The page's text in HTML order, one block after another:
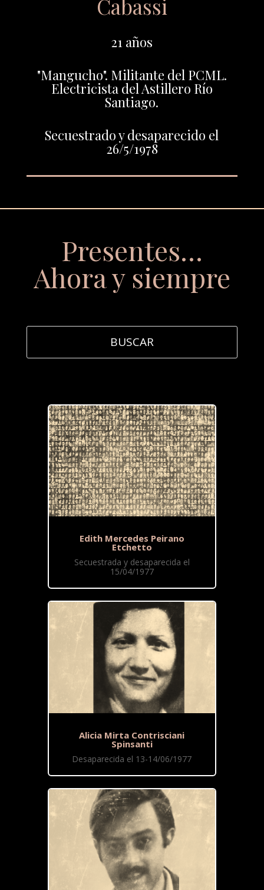
Cabassi
21 años
"Mangucho". Militante del PCML.
Electricista del Astillero Río
Santiago.
Secuestrado y desaparecido el
26/5/1978
Presentes…
Ahora y siempre
Edith Mercedes Peirano
Etchetto
Secuestrada y desaparecida el
15/04/1977
Alicia Mirta Contrisciani
Spinsanti
Desaparecida el 13-14/06/1977